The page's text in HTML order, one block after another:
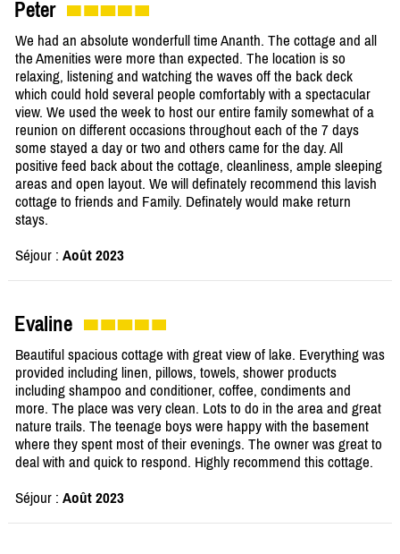
Peter
We had an absolute wonderfull time Ananth. The cottage and all
the Amenities were more than expected. The location is so
relaxing, listening and watching the waves off the back deck
which could hold several people comfortably with a spectacular
view. We used the week to host our entire family somewhat of a
reunion on different occasions throughout each of the 7 days
some stayed a day or two and others came for the day. All
positive feed back about the cottage, cleanliness, ample sleeping
areas and open layout. We will definately recommend this lavish
cottage to friends and Family. Definately would make return
stays.
Séjour : Août 2023
Evaline
Beautiful spacious cottage with great view of lake. Everything was
provided including linen, pillows, towels, shower products
including shampoo and conditioner, coffee, condiments and
more. The place was very clean. Lots to do in the area and great
nature trails. The teenage boys were happy with the basement
where they spent most of their evenings. The owner was great to
deal with and quick to respond. Highly recommend this cottage.
Séjour : Août 2023